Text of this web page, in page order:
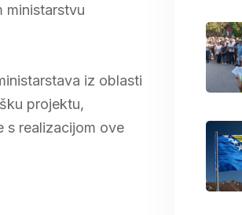
ministarstvu
iz oblasti
projektu,
s realizacijom ove